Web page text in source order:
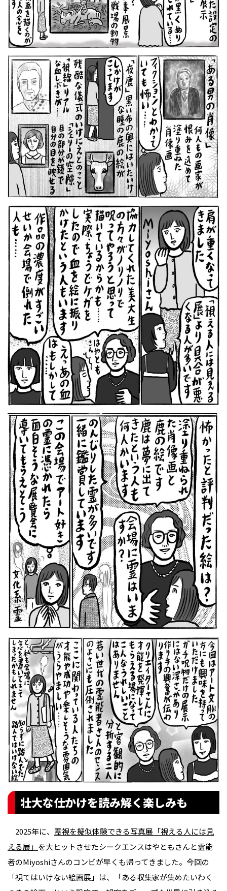
壮大な仕かけを読み解く楽しみも
2025年に、 霊視を擬似体験できる写真展「視える人には見
える展」 を大ヒットさせたシークエンスはやともさんと霊能
者のMiyoshiさんのコンビが早くも帰ってきました。今回の
「視てはいけない絵画展」は、「ある収集家が集めたいわく